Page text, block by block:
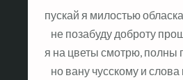
пускай я милостью
не позабуду доброту
я на цветы смотрю, полны
но вану чусскому и слова